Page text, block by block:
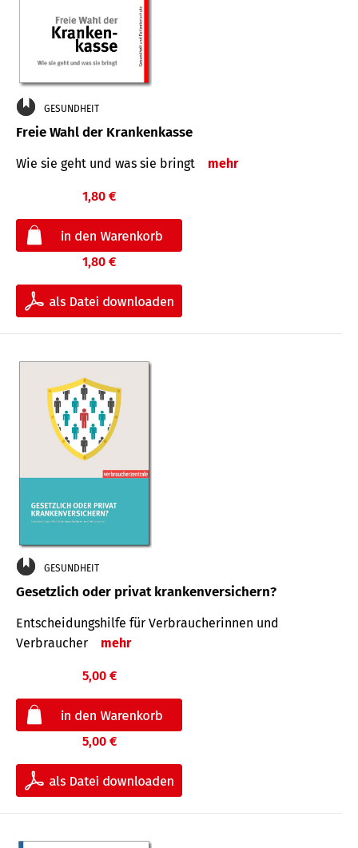
GESUNDHEIT
Freie Wahl der Krankenkasse
Wie sie geht und was sie bringt mehr
1,80 €
1,80 €
GESUNDHEIT
Gesetzlich oder privat krankenversichern?
Entscheidungshilfe für Verbraucherinnen und
Verbraucher
mehr
5,00 €
5,00 €